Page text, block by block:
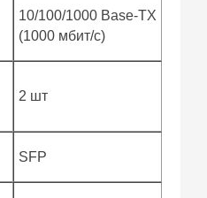
10/100/1000 Base-TX
(1000 мбит/с)
2 шт
SFP